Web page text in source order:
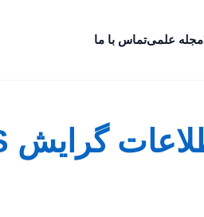
مجله علمیتماس با ما